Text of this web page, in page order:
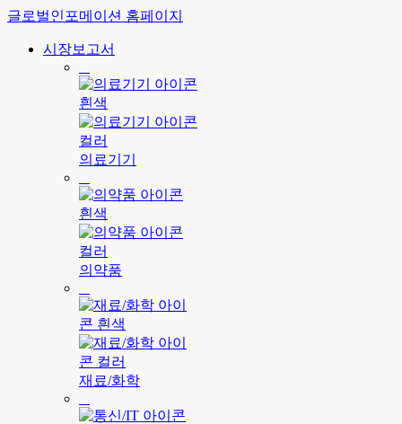
글로벌인포메이션 홈페이지
시장보고서
의료기기
의약품
재료/화학